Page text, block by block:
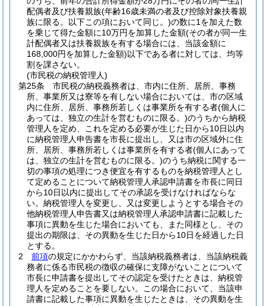
配偶者及び扶養親族(年齢16歳未満の者及び控除対象扶養親
族に限る。以下この項において同じ。)の数に1を加えた数
を乗じて得た金額に10万円を加算した金額(その者が同一生
計配偶者又は扶養親族を有する場合には、当該金額に
168,000円を加算した金額)以下である者に対しては、均等
割を課さない。
(市民税の納税管理人)
第25条
市民税の納税義務者は、市内に住所、居所、事務
所、事業所又は寮等を有しない場合においては、市の区域
内に住所、居所、事務所若しくは事業所を有する者(個人に
あっては、独立の生計を営むものに限る。)のうちから納税
管理人を定め、これを定める必要が生じた日から10日以内
に納税管理人申告書を市長に提出し、又は市の区域外に住
所、居所、事務所若しくは事業所を有する者(個人にあって
は、独立の生計を営むものに限る。)のうち納税に関する一
切の事項の処理につき便宜を有するものを納税管理人とし
て定めることについて納税管理人承認申請書を市長に同日
から10日以内に提出してその承認を受けなければならな
い。 納税管理人を変更し、又は変更しようとする場合その
他納税管理人申告書又は納税管理人承認申請書に記載した
事項に異動を生じた場合においても、また同様とし、その
提出の期限は、その異動を生じた日から10日を経過した日
とする。
2
前項の規定にかかわらず、当該納税義務者は、当該納税義
務者に係る市民税の徴収の確保に支障がないことについて
市長に申請書を提出してその認定を受けたときは、納税管
理人を定めることを要しない。
この場合において、当該申
請書に記載した事項に異動を生じたときは、その異動を生